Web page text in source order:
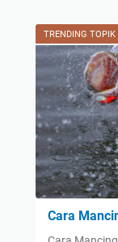
TRENDING TOPIK
Cara